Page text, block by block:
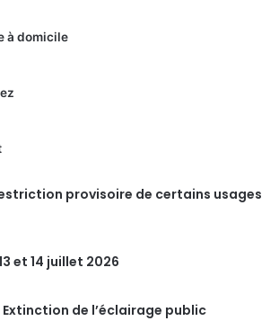
à domicile
provisoire de certains usages
et 14 juillet 2026
Extinction de l’éclairage public